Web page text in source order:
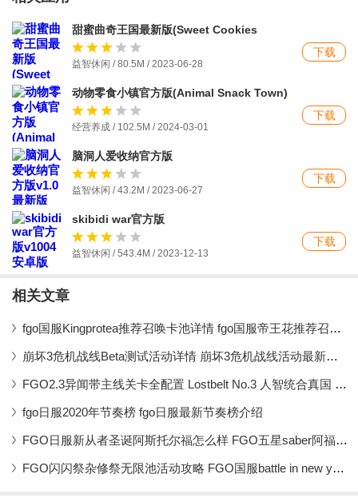
甜蜜曲奇王国最新版(Sweet Cookies
Kingdom)
益智休闲 / 80.5M / 2023-06-28
下载
动物零食小镇官方版(Animal Snack Town)
经营养成 / 102.5M / 2024-03-01
下载
脑洞人爱收纳官方版
益智休闲 / 43.2M / 2023-06-27
下载
skibidi war官方版
益智休闲 / 543.4M / 2023-12-13
下载
相关文章
fgo国服Kingprotea推荐召唤卡池详情 fgo国服帝王花推荐召唤卡池时间
崩坏3危机战线Beta测试活动详情 崩坏3危机战线活动最新情报
FGO2.3异闻带主线关卡全配置 Lostbelt No.3 人智统合真国 红之月下美人配置攻略
fgo日服2020年节奏榜 fgo日服最新节奏榜介绍
FGO日服新从者圣诞阿斯托尔福怎么样 FGO五星saber阿福详细情报
FGO闪闪祭杂修祭无限池活动攻略 FGO国服battle in new york 2019活动攻略